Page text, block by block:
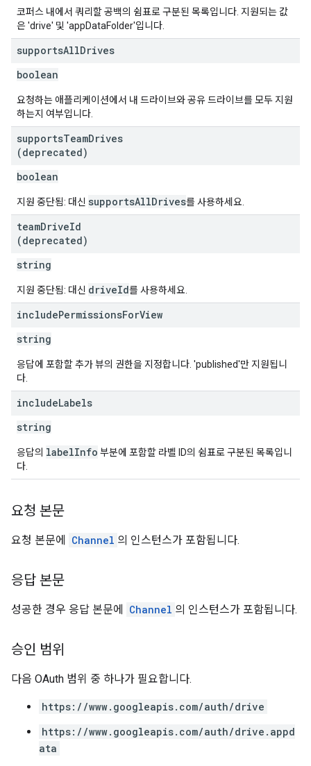
코퍼스 내에서 쿼리할 공백의 쉼표로 구분된 목록입니다. 지원되는 값
은 'drive' 및 'appDataFolder'입니다.
supportsAllDrives
boolean
요청하는 애플리케이션에서 내 드라이브와 공유 드라이브를 모두 지원
하는지 여부입니다.
supportsTeamDrives
(deprecated)
boolean
지원 중단됨: 대신 supportsAllDrives를 사용하세요.
teamDriveId
(deprecated)
string
지원 중단됨: 대신 driveId를 사용하세요.
includePermissionsForView
string
응답에 포함할 추가 뷰의 권한을 지정합니다. 'published'만 지원됩니
다.
includeLabels
string
응답의 labelInfo 부분에 포함할 라벨 ID의 쉼표로 구분된 목록입니
다.
요청 본문
요청 본문에 Channel 의 인스턴스가 포함됩니다.
응답 본문
성공한 경우 응답 본문에 Channel 의 인스턴스가 포함됩니다.
승인 범위
다음 OAuth 범위 중 하나가 필요합니다.
https://www.googleapis.com/auth/drive
https://www.googleapis.com/auth/drive.appd
ata